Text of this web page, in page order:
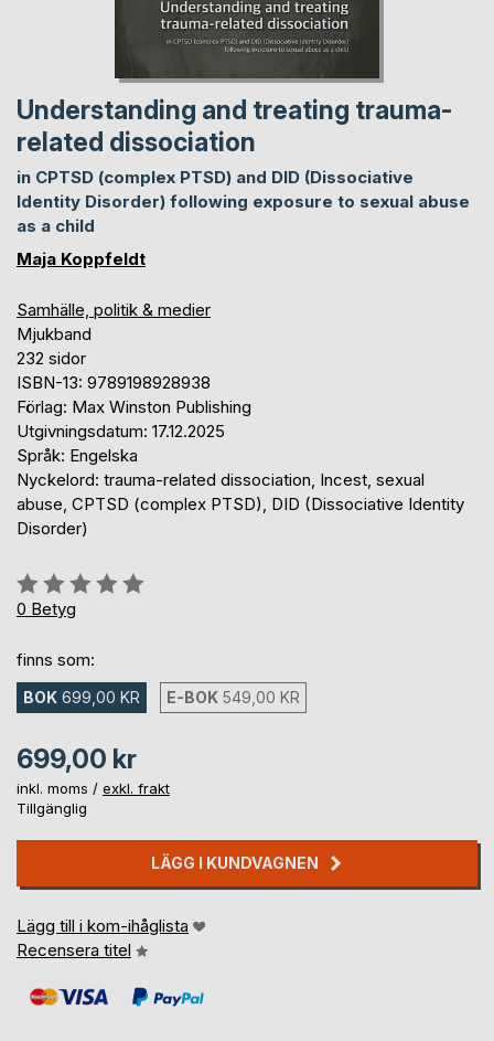
Understanding and treating trauma-
related dissociation
in CPTSD (complex PTSD) and DID (Dissociative
Identity Disorder) following exposure to sexual abuse
as a child
Maja Koppfeldt
Samhälle, politik & medier
Mjukband
232 sidor
ISBN-13: 9789198928938
Förlag: Max Winston Publishing
Utgivningsdatum: 17.12.2025
Språk: Engelska
Nyckelord: trauma-related dissociation, Incest, sexual
abuse, CPTSD (complex PTSD), DID (Dissociative Identity
Disorder)
Betyg::
0%
0 Betyg
finns som:
BOK 699,00 KR E-BOK 549,00 KR
699,00 kr
inkl. moms / exkl. frakt
Tillgänglig
LÄGG I KUNDVAGNEN
Lägg till i kom-ihåglista
Recensera titel